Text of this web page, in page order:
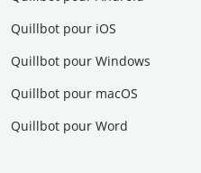
Quillbot pour iOS
Quillbot pour Windows
Quillbot pour macOS
Quillbot pour Word